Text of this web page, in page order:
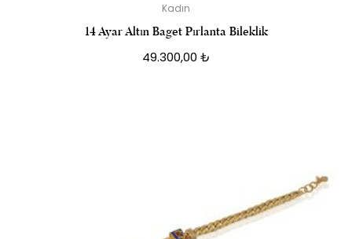
Kadın
14 Ayar Altın Baget Pırlanta Bileklik
49.300,00 ₺